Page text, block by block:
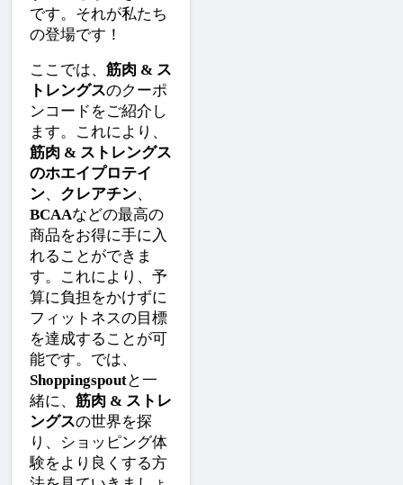
です。それが私たち
の登場です！
ここでは、 筋肉 & ス
トレングスのクーポ
ンコードをご紹介し
ます。これにより、
筋肉 & ストレングス
のホエイプロテイ
ン、 クレアチン、
BCAAなどの最高の
商品をお得に手に入
れることができま
す。これにより、予
算に負担をかけずに
フィットネスの目標
を達成することが可
能です。では、
Shoppingspoutと一
緒に、 筋肉 & ストレ
ングスの世界を探
り、ショッピング体
験をより良くする方